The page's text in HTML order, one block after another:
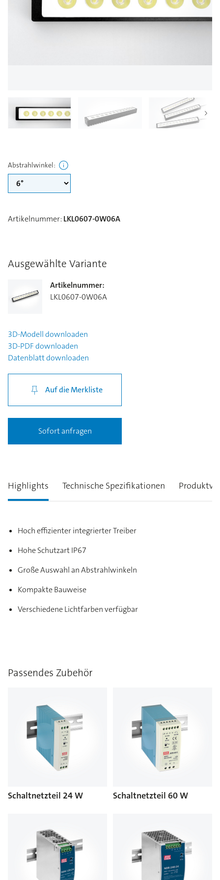
Abstrahlwinkel:
Artikelnummer:LKL0607-0W06A
Highlights Technische Spezifikationen
Hoch effizienter integrierter Treiber
Hohe Schutzart IP67
Große Auswahl an Abstrahlwinkeln
Kompakte Bauweise
Verschiedene Lichtfarben verfügbar
Passendes Zubehör
Schaltnetzteil 24 W Schaltnetzteil 60 W
Ausgewählte Variante
Artikelnummer:
LKL0607-0W06A
3D-Modelldownloaden
3D-PDFdownloaden
Datenblattdownloaden
Auf die Merkliste
Sofort anfragen